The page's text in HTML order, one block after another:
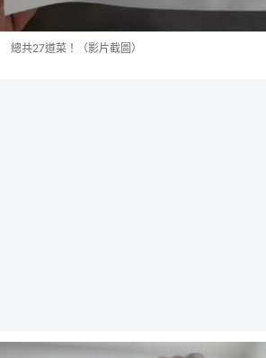
總共27道菜！（影片截圖）